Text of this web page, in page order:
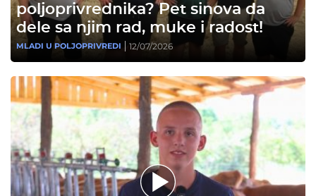
poljoprivrednika? Pet sinova da
dele sa njim rad, muke i radost!
MLADI U POLJOPRIVREDI 12/07/2026